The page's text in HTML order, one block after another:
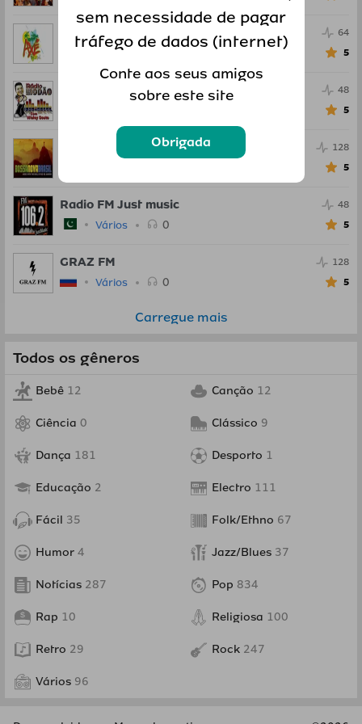
Axe Bahia
Vários
64
5
Radio Modao Com Wisley Souto
48
5
Bossa Nova Brazil
128
5
Radio FM Just music
Vários 0
48
5
GRAZ FM
Vários 0
128
5
Carregue mais
Todos os gêneros
Bebê 12 Canção 12
Ciência 0 Clássico 9
Dança 181 Desporto 1
Educação 2 Electro 111
Fácil 35 Folk/Ethno 67
Humor 4 Jazz/Blues 37
Notícias 287 Pop 834
Rap 10 Religiosa 100
Retro 29 Rock 247
Vários 96
sem necessidade de pagar
tráfego de dados (internet)
Conte aos seus amigos
sobre este site
Obrigada